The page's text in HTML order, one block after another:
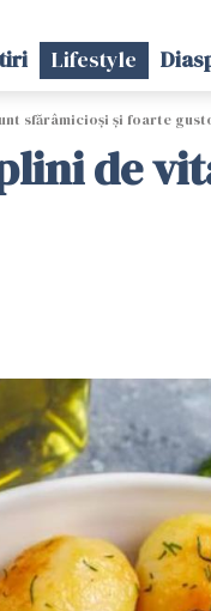
Lifestyle
sfărâmicioși și foarte
de